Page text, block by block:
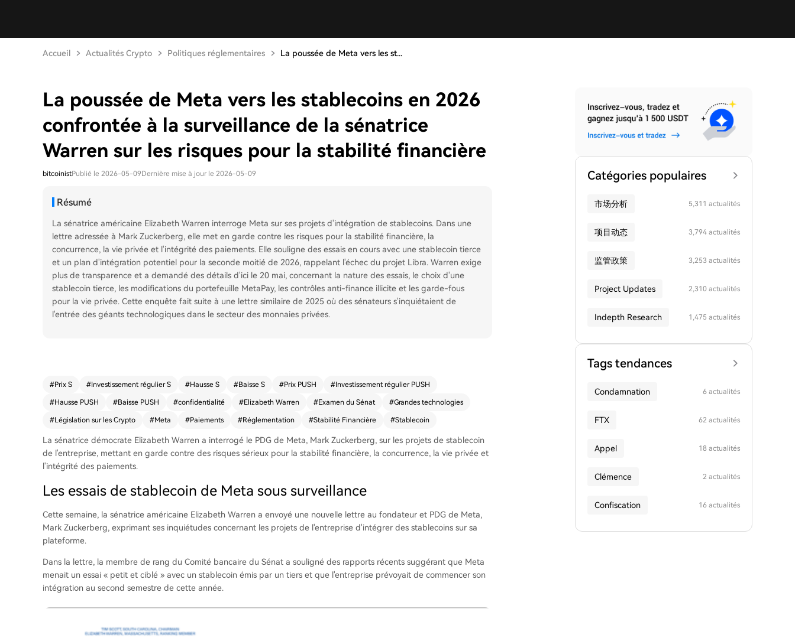
Accueil Actualités Crypto Politiques réglementaires La poussée de Meta vers les st...
La poussée de Meta vers les stablecoins en 2026
confrontée à la surveillance de la sénatrice
Warren sur les risques pour la stabilité financière
bitcoinistPublié le 2026-05-09Dernière mise à jour le 2026-05-09
Résumé
La sénatrice américaine Elizabeth Warren interroge Meta sur ses projets d'intégration de stablecoins. Dans une
lettre adressée à Mark Zuckerberg, elle met en garde contre les risques pour la stabilité financière, la
concurrence, la vie privée et l'intégrité des paiements. Elle souligne des essais en cours avec une stablecoin tierce
et un plan d'intégration potentiel pour la seconde moitié de 2026, rappelant l'échec du projet Libra. Warren exige
plus de transparence et a demandé des détails d'ici le 20 mai, concernant la nature des essais, le choix d'une
stablecoin tierce, les modifications du portefeuille MetaPay, les contrôles anti-finance illicite et les garde-fous
pour la vie privée. Cette enquête fait suite à une lettre similaire de 2025 où des sénateurs s'inquiétaient de
l'entrée des géants technologiques dans le secteur des monnaies privées.
#Prix S #Investissement régulier S #Hausse S #Baisse S #Prix PUSH #Investissement régulier PUSH
#Hausse PUSH #Baisse PUSH #confidentialité #Elizabeth Warren #Examen du Sénat #Grandes technologies
#Législation sur les Crypto #Meta #Paiements #Réglementation #Stabilité Financière #Stablecoin
La sénatrice démocrate Elizabeth Warren a interrogé le PDG de Meta, Mark Zuckerberg, sur les projets de stablecoin
de l'entreprise, mettant en garde contre des risques sérieux pour la stabilité financière, la concurrence, la vie privée et
l'intégrité des paiements.
Les essais de stablecoin de Meta sous surveillance
Cette semaine, la sénatrice américaine Elizabeth Warren a envoyé une nouvelle lettre au fondateur et PDG de Meta,
Mark Zuckerberg, exprimant ses inquiétudes concernant les projets de l'entreprise d'intégrer des stablecoins sur sa
plateforme.
Dans la lettre, la membre de rang du Comité bancaire du Sénat a souligné des rapports récents suggérant que Meta
menait un essai « petit et ciblé » avec un stablecoin émis par un tiers et que l'entreprise prévoyait de commencer son
intégration au second semestre de cette année.
Catégories populaires
市场分析 5,311 actualités
项目动态 3,794 actualités
监管政策 3,253 actualités
Project Updates 2,310 actualités
Indepth Research 1,475 actualités
Tags tendances
Condamnation 6 actualités
FTX 62 actualités
Appel 18 actualités
Clémence 2 actualités
Confiscation 16 actualités